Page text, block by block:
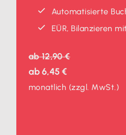
Automatisierte
EÜR, Bilanzieren
ab12,90 €
ab6,45 €
monatlich (zzgl. MwSt.)